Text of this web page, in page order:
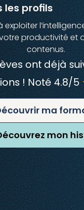
les profils
exploiter
productivité et
contenus.
ont déjà
! Noté 4.8/5
ma
mon